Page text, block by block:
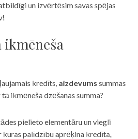
un izvērtēsim savas spējas
ikmēneša
kredīts, aizdevums summas
ikmēneša dzēšanas summa?
pielieto elementāru un viegli
kuras palīdzību aprēķina kredīta,